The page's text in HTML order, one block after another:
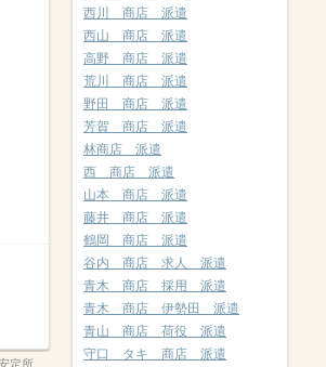
定所
西川 商店 派遣
西山 商店 派遣
高野 商店 派遣
荒川 商店 派遣
野田 商店 派遣
芳賀 商店 派遣
林商店 派遣
西 商店 派遣
山本 商店 派遣
藤井 商店 派遣
鶴岡 商店 派遣
谷内 商店 求人 派遣
青木 商店 採用 派遣
青木 商店 伊勢田 派遣
青山 商店 荷役 派遣
守口 タキ 商店 派遣